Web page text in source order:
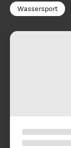
Wassersport